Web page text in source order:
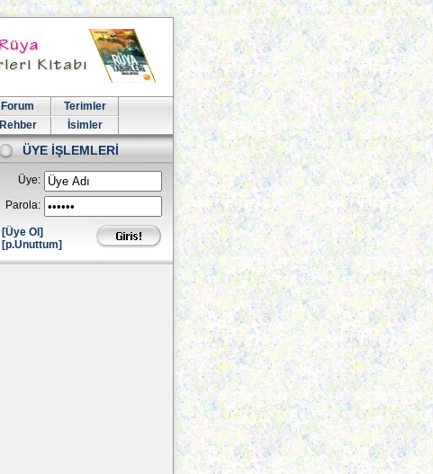
Forum
Terimler
Rehber İsimler
ÜYE İŞLEMLERİ
Üye:
Parola:
[Üye Ol]
[p.Unuttum]